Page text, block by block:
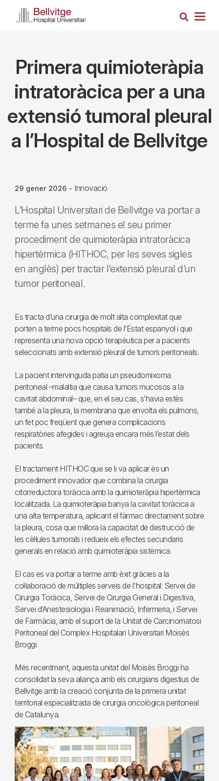
Cerca
Primera quimioteràpia
intratoràcica per a una
extensió tumoral pleural
a l’Hospital de Bellvitge
29 gener 2026 - Innovació
L’Hospital Universitari de Bellvitge va portar a
terme fa unes setmanes el seu primer
procediment de quimioteràpia intratoràcica
hipertèrmica (HITHOC, per les seves sigles
en anglès) per tractar l’extensió pleural d’un
tumor peritoneal.
Es tracta d’una cirurgia de molt alta complexitat que
porten a terme pocs hospitals de l’Estat espanyol i que
representa una nova opció terapèutica per a pacients
seleccionats amb extensió pleural de tumors peritoneals.
La pacient intervinguda patia un pseudomixoma
peritoneal –malaltia que causa tumors mucosos a la
cavitat abdominal– que, en el seu cas, s’havia estès
també a la pleura, la membrana que envolta els pulmons,
un fet poc freqüent que genera complicacions
respiratòries afegides i agreuja encara més l’estat dels
pacients.
El tractament HITHOC que se li va aplicar és un
procediment innovador que combina la cirurgia
citorreductora toràcica amb la quimioteràpia hipertèrmica
localitzada. La quimioteràpia banya la cavitat toràcica a
una alta temperatura, aplicant el fàrmac directament sobre
la pleura, cosa que millora la capacitat de destrucció de
les cèl·lules tumorals i redueix els efectes secundaris
generals en relació amb quimioteràpia sistèmica.
El cas es va portar a terme amb èxit gràcies a la
col·laboració de múltiples serveis de l'hospital: Servei de
Cirurgia Toràcica, Servei de Cirurgia General i Digestiva,
Servei d’Anestesiologia i Reanimació, Infermeria, i Servei
de Farmàcia, amb el suport de la Unitat de Carcinomatosi
Peritoneal del Complex Hospitalari Universitari Moisès
Broggi.
Més recentment, aquesta unitat del Moisès Broggi ha
consolidat la seva aliança amb els cirurgians digestius de
Bellvitge amb la creació conjunta de la primera unitat
territorial especialitzada de cirurgia oncològica peritoneal
de Catalunya.